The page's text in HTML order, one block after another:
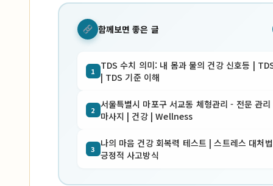
함께보면 좋은 글
1 TDS 수치 의미: 내 몸과 물의 건강 신호등 |
| TDS 기준 이해
2 서울특별시 마포구 서교동 체형관리 - 전문 관
마사지 | 건강 | Wellness
3 나의 마음 건강 회복력 테스트 | 스트레스 대처
긍정적 사고방식